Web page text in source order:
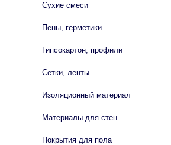
Сухие смеси
Пены, герметики
Гипсокартон, профили
Сетки, ленты
Изоляционный материал
Материалы для стен
Покрытия для пола